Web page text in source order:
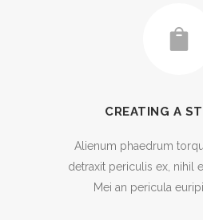
CREATING A
Alienum phaedrum
detraxit periculis ex, nihil
Mei an pericula